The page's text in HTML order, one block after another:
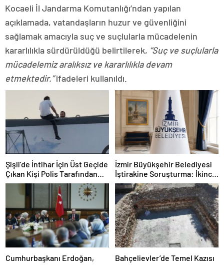
Kocaeli İl Jandarma Komutanlığı’ndan yapılan
açıklamada, vatandaşların huzur ve güvenliğini
sağlamak amacıyla suç ve suçlularla mücadelenin
kararlılıkla sürdürüldüğü belirtilerek, “Suç ve suçlularla
mücadelemiz aralıksız ve kararlılıkla devam
etmektedir.”ifadeleri kullanıldı.
Şişli’de İntihar İçin Üst Geçide
Çıkan Kişi Polis Tarafından
İkna Edildi
İzmir Büyükşehir Belediyesi
İştirakine Soruşturma: İkinci
Dalgada 2 Gözaltı
Cumhurbaşkanı Erdoğan,
Bahçelievler’de Temel Kazısı